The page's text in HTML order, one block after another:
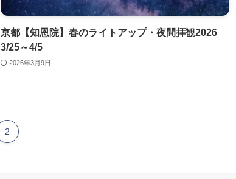
京都【知恩院】春のライトアップ・夜間拝観2026
3/25～4/5
2026年3月9日
2